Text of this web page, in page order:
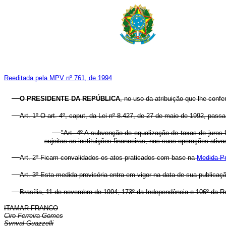
Reeditada pela MPV nº 761, de 1994
O PRESIDENTE DA REPÚBLICA, no uso da atribuição que lhe
Art. 1º O art. 4º, caput, da Lei nº 8.427, de 27 de maio de 1992,
"Art. 4º A subvenção de equalização de taxas de
sujeitas as instituições financeiras, nas suas operações
Art. 2º Ficam convalidados os atos praticados com base naMedida
Art. 3º Esta medida provisória entra em vigor na data de sua
Brasília, 11 de novembro de 1994; 173º da Independência e 106º da
ITAMAR FRANCO
Ciro Ferreira Gomes
Synval Guazzelli